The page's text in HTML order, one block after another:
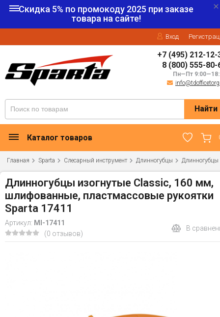
Скидка 5% по промокоду 2025 при заказе
товара на сайте!
Вход
+7 (495) 212-12-
8 (800) 555-80-
Пн—Пт
Найти
Каталог товаров
Главная Sparta Слесарный инструмент Длинногубцы Длинногубцы
Длинногубцы изогнутые Classic, 160 мм,
шлифованные, пластмассовые рукоятки
Sparta 17411
Артикул: MI-17411
(0 отзывов)
В